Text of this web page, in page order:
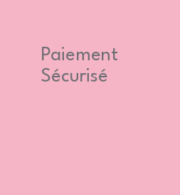
Paiement
Sécurisé